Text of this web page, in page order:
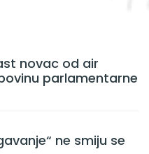
novac od air
parlamentarne
ne smiju se